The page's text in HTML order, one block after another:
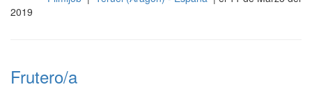
2019
Frutero/a